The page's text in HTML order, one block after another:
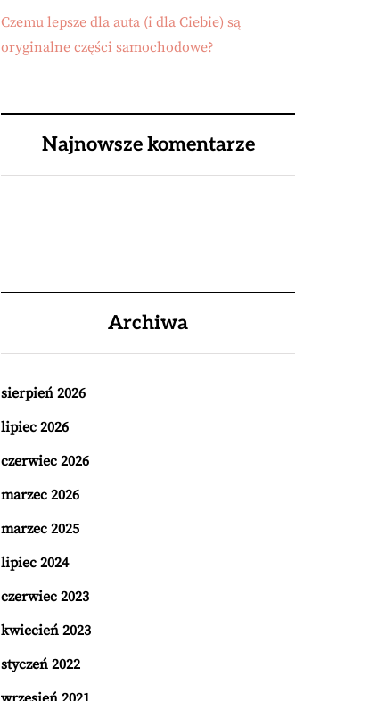
Czemu lepsze dla auta (i dla Ciebie) są
oryginalne części samochodowe?
Najnowsze komentarze
Archiwa
sierpień 2026
lipiec 2026
czerwiec 2026
marzec 2026
marzec 2025
lipiec 2024
czerwiec 2023
kwiecień 2023
styczeń 2022